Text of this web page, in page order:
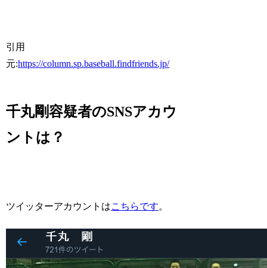
引用
元:https://column.sp.baseball.findfriends.jp/
千丸剛容疑者のSNSアカウ
ントは？
ツイッターアカウントはこちらです。